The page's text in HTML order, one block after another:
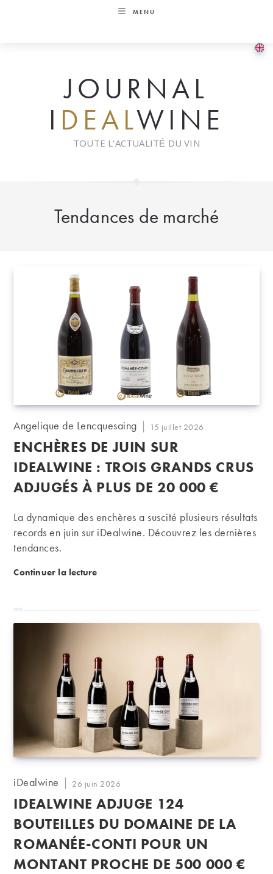
MENU
JOURNAL
I DEALWINE
TOUTE L'ACTUALITÉ DU VIN
Tendances de marché
Auteur/autrice
la
publication :
Angelique de Lencquesaing
Publication
publiée :
15 juillet 2026
ENCHÈRES DE JUIN SUR
IDEALWINE : TROIS GRANDS CRUS
ADJUGÉS À PLUS DE 20 000 €
La dynamique des enchères a suscité plusieurs résultats
records en juin sur iDealwine. Découvrez les dernières
tendances.
Continuer la lectureEnchères de juin sur iDealwine : trois grands crus
Auteur/autrice
publication :
iDealwine
Publication
publiée :
26 juin 2026
IDEALWINE ADJUGE 124
BOUTEILLES DU DOMAINE DE LA
ROMANÉE-CONTI POUR UN
MONTANT PROCHE DE 500 000 €